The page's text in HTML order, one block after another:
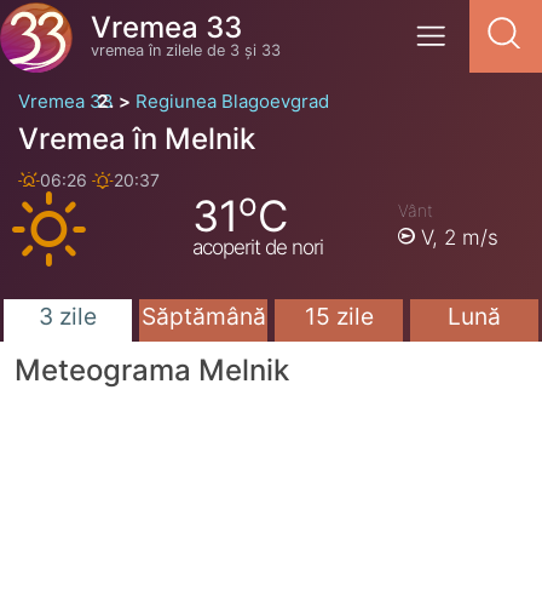
Vremea 33
vremea în zilele de 3 și 33
Vremea 33 Regiunea Blagoevgrad
Vremea în Melnik
06:26 20:37
31oC
acoperit de nori
Vânt
V, 2 m/s
3 zile Săptămână 15 zile Lună
Meteograma Melnik